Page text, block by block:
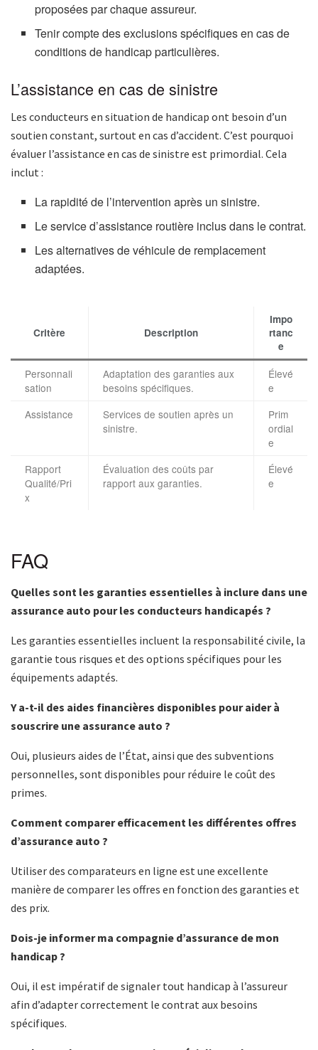
proposées par chaque assureur.
Tenir compte des exclusions spécifiques en cas de
conditions de handicap particulières.
L’assistance en cas de sinistre
Les conducteurs en situation de handicap ont besoin d’un
soutien constant, surtout en cas d’accident. C’est pourquoi
évaluer l’assistance en cas de sinistre est primordial. Cela
inclut :
La rapidité de l’intervention après un sinistre.
Le service d’assistance routière inclus dans le contrat.
Les alternatives de véhicule de remplacement
adaptées.
Critère Description
Impo
rtanc
e
Personnali
sation
Adaptation des garanties aux
besoins spécifiques.
Élevé
e
Assistance
Services de soutien après un
sinistre.
Prim
ordial
e
Rapport
Qualité/Pri
x
Évaluation des coûts par
rapport aux garanties.
Élevé
e
FAQ
Quelles sont les garanties essentielles à inclure dans une
assurance auto pour les conducteurs handicapés ?
Les garanties essentielles incluent la responsabilité civile, la
garantie tous risques et des options spécifiques pour les
équipements adaptés.
Y a-t-il des aides financières disponibles pour aider à
souscrire une assurance auto ?
Oui, plusieurs aides de l’État, ainsi que des subventions
personnelles, sont disponibles pour réduire le coût des
primes.
Comment comparer efficacement les différentes offres
d’assurance auto ?
Utiliser des comparateurs en ligne est une excellente
manière de comparer les offres en fonction des garanties et
des prix.
Dois-je informer ma compagnie d’assurance de mon
handicap ?
Oui, il est impératif de signaler tout handicap à l’assureur
afin d’adapter correctement le contrat aux besoins
spécifiques.